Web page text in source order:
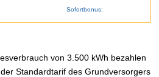
Sofortbonus:
von 3.500 kWh bezahlen
Standardtarif des Grundversorgers